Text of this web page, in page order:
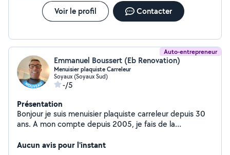
Voir le profil Contacter
Auto-entrepreneur
Emmanuel Boussert (Eb Renovation)
Menuisier plaquiste Carreleur
Soyaux (Soyaux Sud)
-/5
Présentation
Bonjour je suis menuisier plaquiste carreleur depuis 30
ans. A mon compte depuis 2005, je fais de la
dalle pvc parquet flottant toute menuiserie gros œuvre
Aucun avis pour l'instant